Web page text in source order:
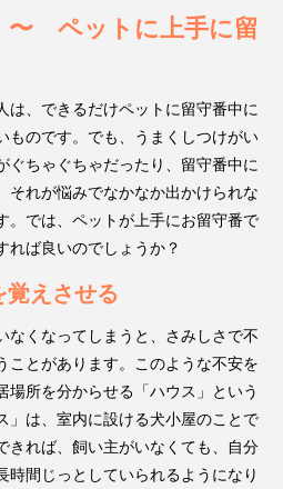
ペットに上手に留
は、できるだけペットに留守番中に
ものです。でも、うまくしつけがい
ぐちゃぐちゃだったり、留守番中に
それが悩みでなかなか出かけられな
。では、ペットが上手にお留守番で
れば良いのでしょうか？
えさせる
なくなってしまうと、さみしさで不
ことがあります。このような不安を
場所を分からせる「ハウス」という
」は、室内に設ける犬小屋のことで
きれば、飼い主がいなくても、自分
時間じっとしていられるようになり